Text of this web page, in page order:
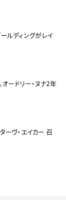
ルディングがレイ
オードリー・ヌナ2年
ーヴ・エイカー 召